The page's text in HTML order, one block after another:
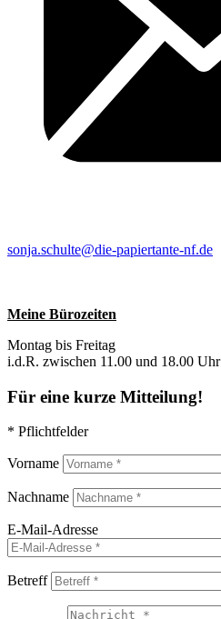
sonja.schulte@die-papiertante-nf.de
Meine Bürozeiten
Montag bis Freitag
i.d.R. zwischen 11.00 und 18.00 Uhr
Für eine kurze Mitteilung!
* Pflichtfelder
Vorname
Nachname
E-Mail-Adresse
Betreff